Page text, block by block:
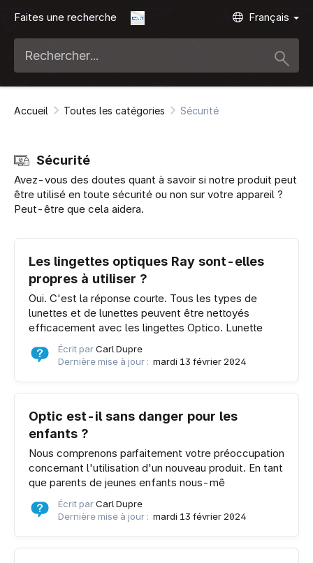
Faites une recherche Français
Accueil Toutes les catégories Sécurité
Sécurité
Avez-vous des doutes quant à savoir si notre produit peut
être utilisé en toute sécurité ou non sur votre appareil ?
Peut-être que cela aidera.
Les lingettes optiques Ray sont-elles
propres à utiliser ?
Oui. C'est la réponse courte. Tous les types de
lunettes et de lunettes peuvent être nettoyés
efficacement avec les lingettes Optico. Lunette
Écrit parCarl Dupre
Dernière mise à jour : mardi 13 février 2024
Optic est-il sans danger pour les
enfants ?
Nous comprenons parfaitement votre préoccupation
concernant l'utilisation d'un nouveau produit. En tant
que parents de jeunes enfants nous-mê
Écrit parCarl Dupre
Dernière mise à jour : mardi 13 février 2024